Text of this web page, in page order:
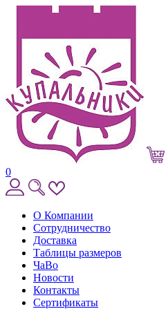
0
О Компании
Сотрудничество
Доставка
Таблицы размеров
ЧаВо
Новости
Контакты
Сертификаты